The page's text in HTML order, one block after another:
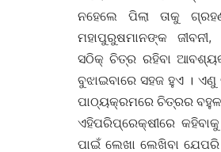
ନହେଲେ ପିଲା ତାକୁ
ମହାପୁରୁଷମାନଙ୍କ ଜୀବନୀ,
ସଠିକ୍ ଚିତ୍ର ରହିବା
ବୁଝାଇବାରେ ସହଜ ହୁଏ । ଏଣୁ
ପାଠ୍ୟକ୍ରମରେ ଚିତ୍ରର ବହୁଳ
ଏହିପରିପ୍ରେକ୍ଷୀରେ
ପାଇଁ ଲେଖା ଲେଖିବା